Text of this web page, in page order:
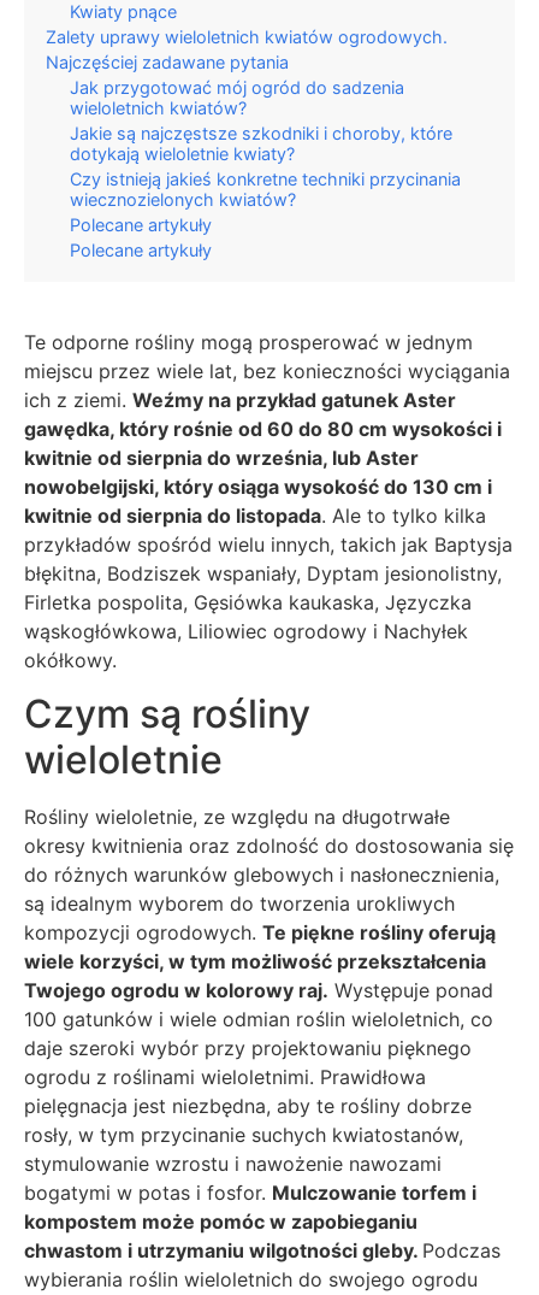
Kwiaty pnące
Zalety uprawy wieloletnich kwiatów ogrodowych.
Najczęściej zadawane pytania
Jak przygotować mój ogród do sadzenia
wieloletnich kwiatów?
Jakie są najczęstsze szkodniki i choroby, które
dotykają wieloletnie kwiaty?
Czy istnieją jakieś konkretne techniki przycinania
wiecznozielonych kwiatów?
Polecane artykuły
Polecane artykuły
Te odporne rośliny mogą prosperować w jednym
miejscu przez wiele lat, bez konieczności wyciągania
ich z ziemi. Weźmy na przykład gatunek Aster
gawędka, który rośnie od 60 do 80 cm wysokości i
kwitnie od sierpnia do września, lub Aster
nowobelgijski, który osiąga wysokość do 130 cm i
kwitnie od sierpnia do listopada. Ale to tylko kilka
przykładów spośród wielu innych, takich jak Baptysja
błękitna, Bodziszek wspaniały, Dyptam jesionolistny,
Firletka pospolita, Gęsiówka kaukaska, Języczka
wąskogłówkowa, Liliowiec ogrodowy i Nachyłek
okółkowy.
Czym są rośliny
wieloletnie
Rośliny wieloletnie, ze względu na długotrwałe
okresy kwitnienia oraz zdolność do dostosowania się
do różnych warunków glebowych i nasłonecznienia,
są idealnym wyborem do tworzenia urokliwych
kompozycji ogrodowych. Te piękne rośliny oferują
wiele korzyści, w tym możliwość przekształcenia
Twojego ogrodu w kolorowy raj. Występuje ponad
100 gatunków i wiele odmian roślin wieloletnich, co
daje szeroki wybór przy projektowaniu pięknego
ogrodu z roślinami wieloletnimi. Prawidłowa
pielęgnacja jest niezbędna, aby te rośliny dobrze
rosły, w tym przycinanie suchych kwiatostanów,
stymulowanie wzrostu i nawożenie nawozami
bogatymi w potas i fosfor. Mulczowanie torfem i
kompostem może pomóc w zapobieganiu
chwastom i utrzymaniu wilgotności gleby. Podczas
wybierania roślin wieloletnich do swojego ogrodu